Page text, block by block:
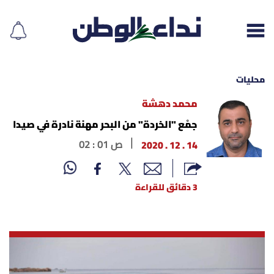
إقرأ الجريدة
لبنان
محليات
محمد دهشة
جمْع "الخردة" من البحر مهنة نادرة في صيدا
14 . 12 . 2020
02 : 01 ص
3 دقائق للقراءة